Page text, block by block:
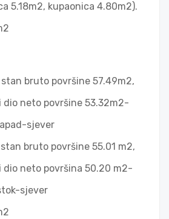
5.18m2, kupaonica 4.80m2).
bruto površine 57.49m2,
neto površine 53.32m2-
sjever
bruto površine 55.01 m2,
neto površina 50.20 m2-
sjever